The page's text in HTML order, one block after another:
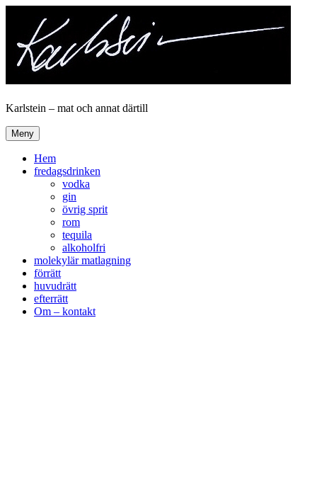
innehåll
Karlstein – mat och annat därtill
Meny
Hem
fredagsdrinken
vodka
gin
övrig sprit
rom
tequila
alkoholfri
molekylär matlagning
förrätt
huvudrätt
efterrätt
Om – kontakt